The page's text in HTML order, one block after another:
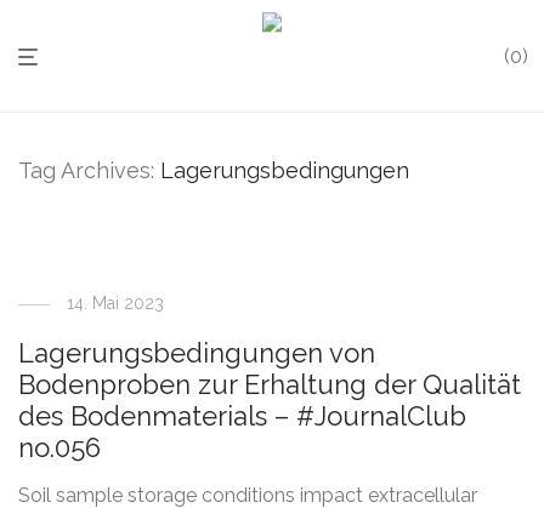
0
Tag Archives: Lagerungsbedingungen
14. Mai 2023
Lagerungsbedingungen von
Bodenproben zur Erhaltung der Qualität
des Bodenmaterials – #JournalClub
no.056
Soil sample storage conditions impact extracellular